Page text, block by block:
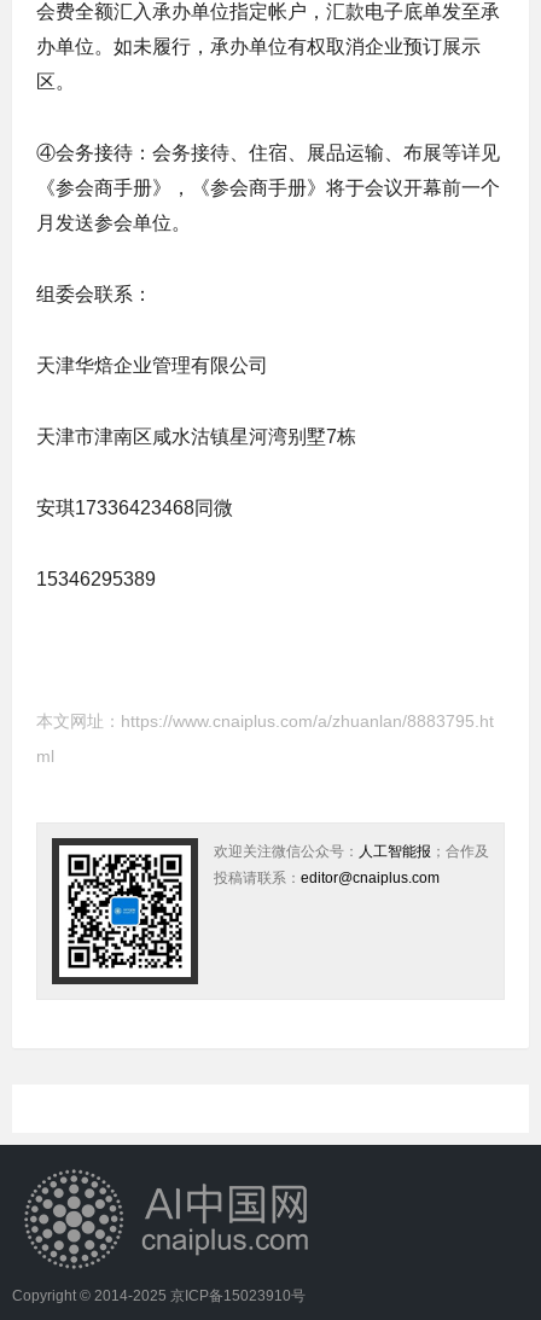
会费全额汇入承办单位指定帐户，汇款电子底单发至承
办单位。如未履行，承办单位有权取消企业预订展示
区。
④会务接待：会务接待、住宿、展品运输、布展等详见
《参会商手册》，《参会商手册》将于会议开幕前一个
月发送参会单位。
组委会联系：
天津华焙企业管理有限公司
天津市津南区咸水沽镇星河湾别墅7栋
安琪17336423468同微
15346295389
本文网址： https://www.cnaiplus.com/a/zhuanlan/8883795.ht
ml
欢迎关注微信公众号： 人工智能报 ；合作及
投稿请联系： editor@cnaiplus.com
Copyright © 2014-2025 京ICP备15023910号